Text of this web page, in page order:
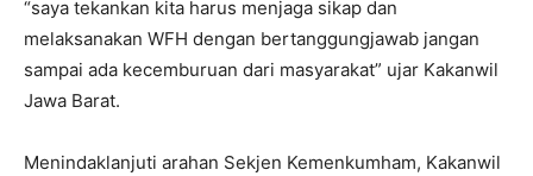
“saya tekankan kita harus menjaga sikap dan
melaksanakan WFH dengan bertanggungjawab jangan
sampai ada kecemburuan dari masyarakat” ujar Kakanwil
Jawa Barat.
Menindaklanjuti arahan Sekjen Kemenkumham, Kakanwil